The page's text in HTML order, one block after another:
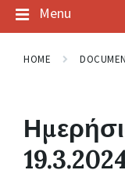
Menu
HOME